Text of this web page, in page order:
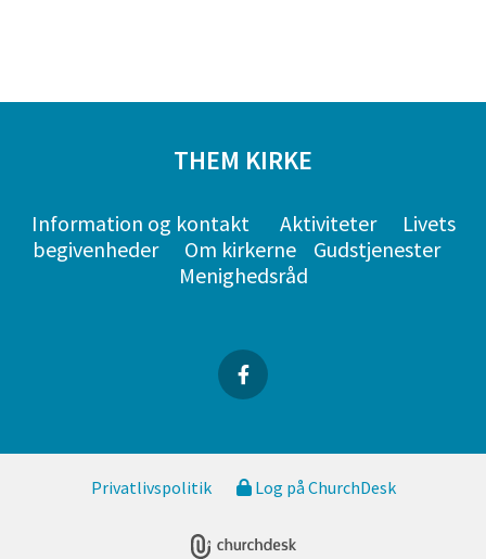
THEM KIRKE
Information og kontakt Aktiviteter
Livets
begivenheder
Om kirkerne
Gudstjenester
Menighedsråd
Privatlivspolitik Log på ChurchDesk